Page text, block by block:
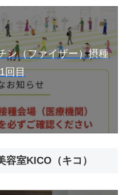
ン（ファイザー）摂種
回目
室KICO（キコ）